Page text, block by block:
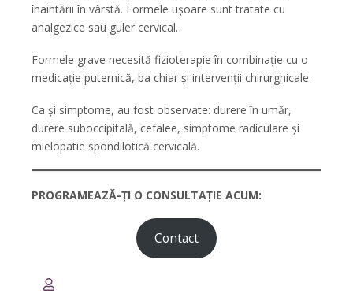
înaintării în vârstă. Formele ușoare sunt tratate cu
analgezice sau guler cervical.
Formele grave necesită fizioterapie în combinație cu o
medicație puternică, ba chiar și intervenții chirurghicale.
Ca și simptome, au fost observate: durere în umăr,
durere suboccipitală, cefalee, simptome radiculare și
mielopatie spondilotică cervicală.
PROGRAMEAZĂ-ȚI O CONSULTAȚIE ACUM:
Contact